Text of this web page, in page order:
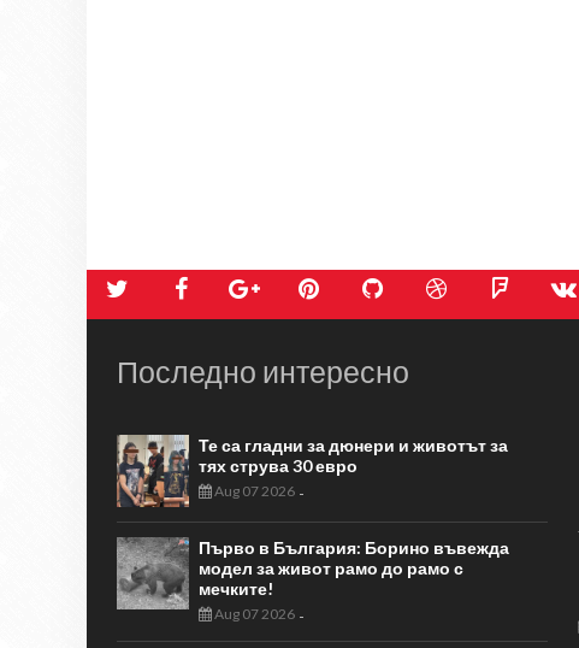
Последно интересно
Те са гладни за дюнери и животът за
тях струва 30 евро
Aug 07 2026 -
Първо в България: Борино въвежда
модел за живот рамо до рамо с
мечките!
Aug 07 2026 -